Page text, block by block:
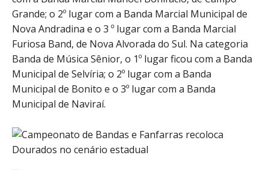
Grande; o 2º lugar com a Banda Marcial Municipal de
Nova Andradina e o 3 º lugar com a Banda Marcial
Furiosa Band, de Nova Alvorada do Sul. Na categoria
Banda de Música Sênior, o 1º lugar ficou com a Banda
Municipal de Selvíria; o 2º lugar com a Banda
Municipal de Bonito e o 3º lugar com a Banda
Municipal de Naviraí.